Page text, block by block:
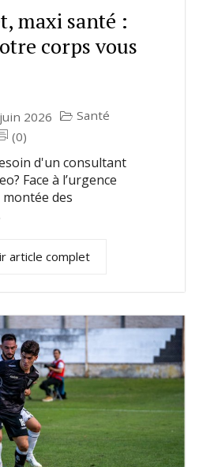
maxi santé :
corps vous
2026
Santé
(0)
d'un consultant
Face à l’urgence
des
article complet